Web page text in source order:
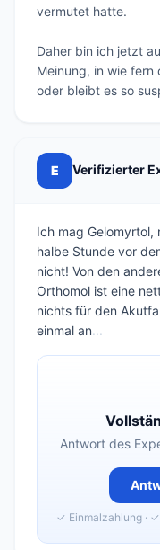
vermutet hatte.
Daher bin ich jetzt
Meinung, in wie
oder bleibt es so
E Verifizierter
Ich mag Gelomyrtol,
halbe Stunde vor
nicht! Von den
Orthomol ist eine
nichts für den
einmal an...
Antwort des
✓ Einmalzahlung ·